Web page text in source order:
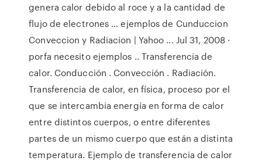
genera calor debido al roce y a la cantidad de
flujo de electrones … ejemplos de Cunduccion
Conveccion y Radiacion | Yahoo ... Jul 31, 2008 ·
porfa necesito ejemplos .. Transferencia de
calor. Conducción . Convección . Radiación.
Transferencia de calor, en física, proceso por el
que se intercambia energía en forma de calor
entre distintos cuerpos, o entre diferentes
partes de un mismo cuerpo que están a distinta
temperatura. Ejemplo de transferencia de calor